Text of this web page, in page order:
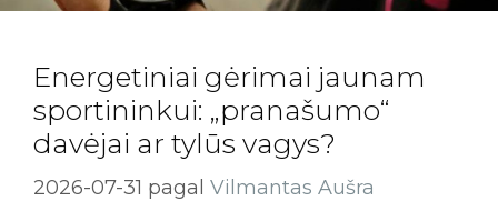
Energetiniai gėrimai jaunam
sportininkui: „pranašumo“
davėjai ar tylūs vagys?
2026-07-31 pagal Vilmantas Aušra